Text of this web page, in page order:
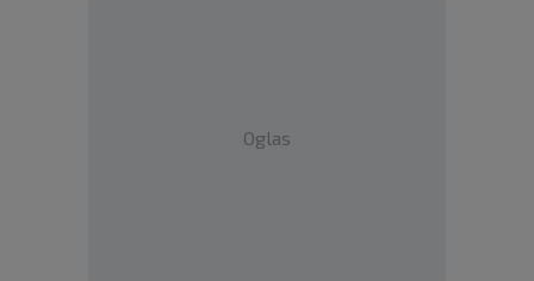
Oglas